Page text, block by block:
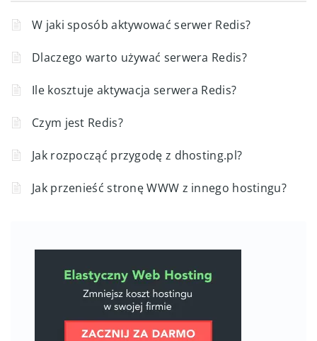
W jaki sposób aktywować serwer Redis?
Dlaczego warto używać serwera Redis?
Ile kosztuje aktywacja serwera Redis?
Czym jest Redis?
Jak rozpocząć przygodę z dhosting.pl?
Jak przenieść stronę WWW z innego hostingu?